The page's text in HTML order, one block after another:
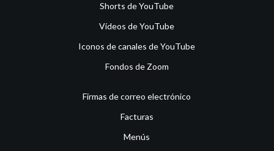
Shorts de YouTube
Vídeos de YouTube
Iconos de canales de YouTube
Fondos de Zoom
Firmas de correo electrónico
Facturas
Menús